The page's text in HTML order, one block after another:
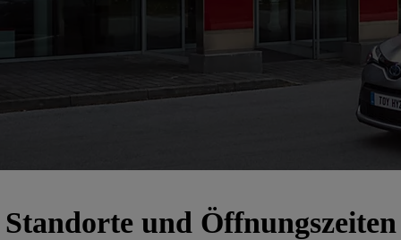
Autohaus Berhalter
00CD4-25F06-FE05C-AC800-01220-3
Autorisierter Kundendienst, Geschäftskunden-Center, Gebrauchtwagen
Standorte und Öffnungszeiten